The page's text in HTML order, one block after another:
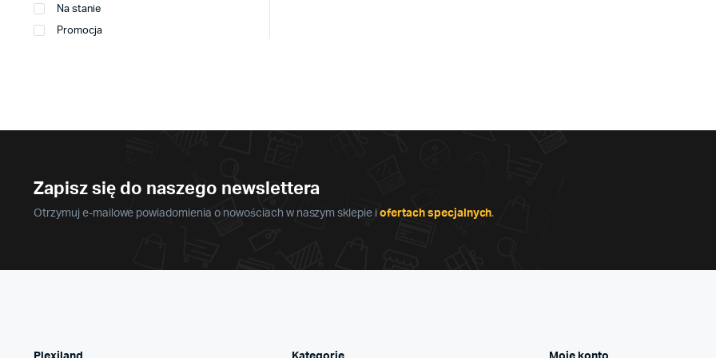
Na stanie
Promocja
Zapisz się do naszego newslettera
Otrzymuj e-mailowe powiadomienia o nowościach w naszym sklepie iofertach specjalnych.